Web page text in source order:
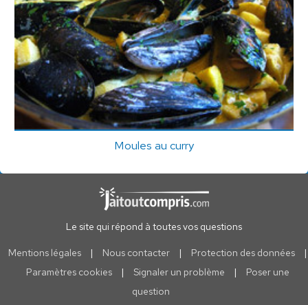
Moules au curry
Le site qui répond à toutes vos questions
Mentions légales | Nous contacter | Protection des données
|
Paramètres cookies
| Signaler un problème |
Poser une
question